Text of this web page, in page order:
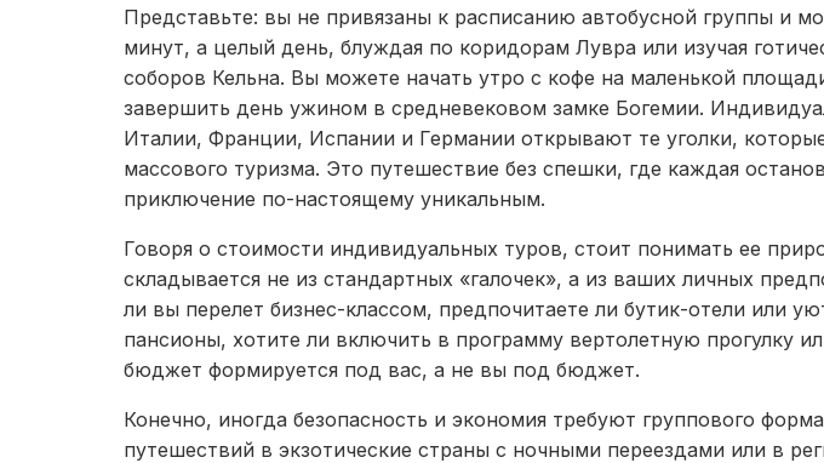
Представьте: вы не привязаны к расписанию автобусной группы и
минут, а целый день, блуждая по коридорам Лувра или изучая
соборов Кельна. Вы можете начать утро с кофе на маленькой
завершить день ужином в средневековом замке Богемии.
Италии, Франции, Испании и Германии открывают те уголки,
массового туризма. Это путешествие без спешки, где каждая
приключение по-настоящему уникальным.
Говоря о стоимости индивидуальных туров, стоит понимать ее
складывается не из стандартных «галочек», а из ваших личных
ли вы перелет бизнес-классом, предпочитаете ли бутик-отели или
пансионы, хотите ли включить в программу вертолетную прогулку
бюджет формируется под вас, а не вы под бюджет.
Конечно, иногда безопасность и экономия требуют группового
путешествий в экзотические страны с ночными переездами или в